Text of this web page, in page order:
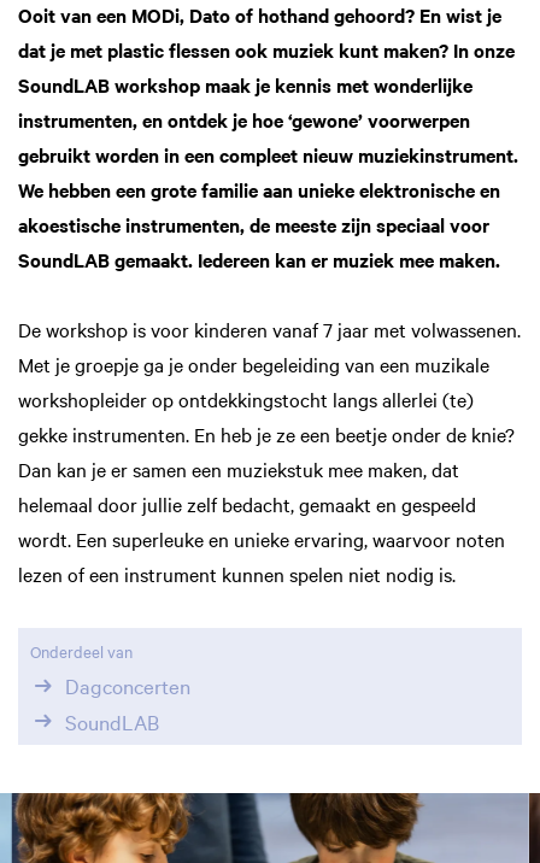
Ooit van een MODi, Dato of hothand gehoord? En wist je
dat je met plastic flessen ook muziek kunt maken? In onze
SoundLAB workshop maak je kennis met wonderlijke
instrumenten, en ontdek je hoe ‘gewone’ voorwerpen
gebruikt worden in een compleet nieuw muziekinstrument.
We hebben een grote familie aan unieke elektronische en
akoestische instrumenten, de meeste zijn speciaal voor
SoundLAB gemaakt. Iedereen kan er muziek mee maken.
De workshop is voor kinderen vanaf 7 jaar met volwassenen.
Met je groepje ga je onder begeleiding van een muzikale
workshopleider op ontdekkingstocht langs allerlei (te)
gekke instrumenten. En heb je ze een beetje onder de knie?
Dan kan je er samen een muziekstuk mee maken, dat
helemaal door jullie zelf bedacht, gemaakt en gespeeld
wordt. Een superleuke en unieke ervaring, waarvoor noten
lezen of een instrument kunnen spelen niet nodig is.
Onderdeel van
Dagconcerten
SoundLAB
Overslaan